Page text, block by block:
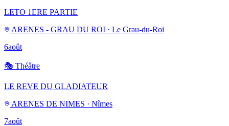
LETO 1ERE PARTIE
ARENES - GRAU DU ROI · Le Grau-du-Roi
6août
🎭 Théâtre
LE REVE DU GLADIATEUR
ARENES DE NIMES · Nîmes
7août